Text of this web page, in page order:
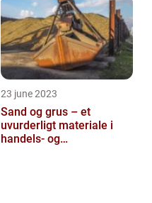
23 june 2023
Sand og grus – et
uvurderligt materiale i
handels- og